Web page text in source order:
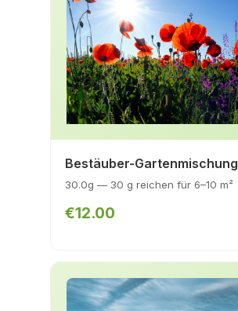
Bestäuber-Gartenmischung
30.0g — 30 g reichen für 6–10 m²
€12.00